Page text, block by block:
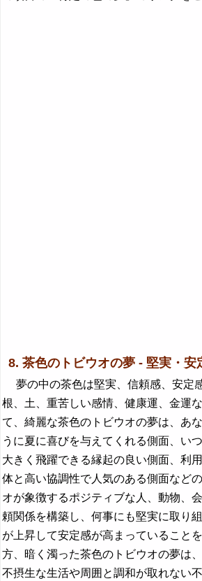
8. 茶色のトビウオの夢 - 堅実・安
夢の中の茶色は堅実、信頼感、安定
根、土、重苦しい感情、健康運、金運
て、綺麗な茶色のトビウオの夢は、あ
うに夏に喜びを与えてくれる側面、い
大きく飛躍できる縁起の良い側面、利
体と高い協調性で人気のある側面など
オが象徴するポジティブな人、動物、
頼関係を構築し、何事にも堅実に取り
が上昇して安定感が高まっていること
方、暗く濁った茶色のトビウオの夢は
不摂生な生活や周囲と調和が取れない